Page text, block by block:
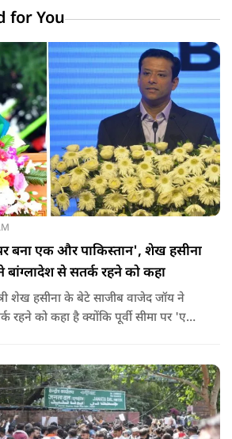
for You
बना एक और पाकिस्तान', शेख हसीना
से सतर्क रहने को कहा
शेख हसीना के बेटे साजीब वाजेद जॉय ने
रहने को कहा है क्योंकि पूर्वी सीमा पर 'एक